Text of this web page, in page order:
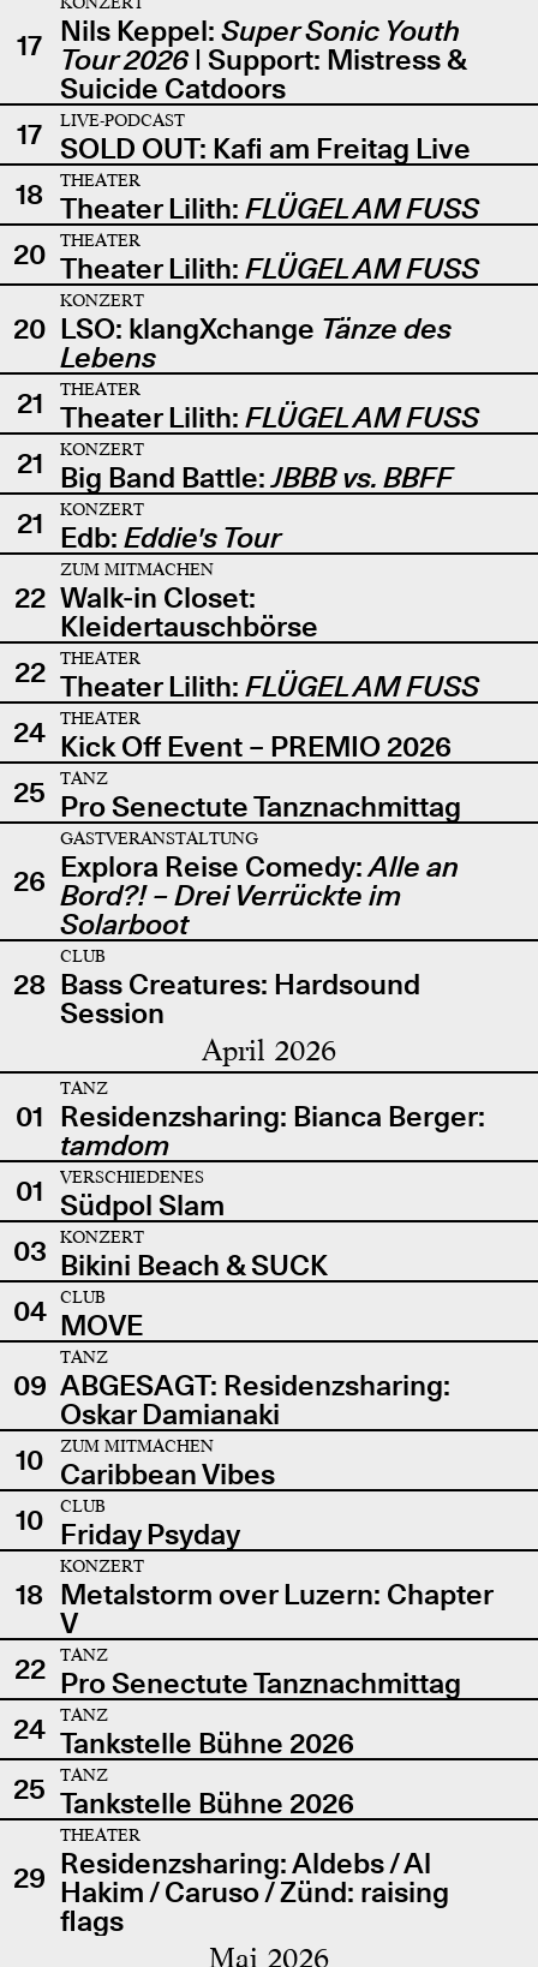
17 Nils Keppel: Super Sonic Youth
Tour 2026| Support: Mistress &
Suicide Catdoors
17
LIVE-PODCAST
SOLD OUT: Kafi am Freitag Live
18
THEATER
Theater Lilith: FLÜGEL AM FUSS
20
THEATER
Theater Lilith: FLÜGEL AM FUSS
20
KONZERT
LSO: klangXchange Tänze des
Lebens
21
THEATER
Theater Lilith: FLÜGEL AM FUSS
21
KONZERT
Big Band Battle:JBBB vs. BBFF
21
KONZERT
Edb: Eddie's Tour
22
ZUM MITMACHEN
Walk-in Closet:
Kleidertauschbörse
22
THEATER
Theater Lilith: FLÜGEL AM FUSS
24
THEATER
Kick Off Event – PREMIO 2026
25
TANZ
Pro Senectute Tanznachmittag
26
GASTVERANSTALTUNG
Explora Reise Comedy:Alle an
Bord?! – Drei Verrückte im
Solarboot
28
CLUB
Bass Creatures: Hardsound
Session
April 2026
01
TANZ
Residenzsharing: Bianca Berger:
tamdom
01
VERSCHIEDENES
Südpol Slam
03
KONZERT
Bikini Beach & SUCK
04
CLUB
MOVE
09
TANZ
ABGESAGT: Residenzsharing:
Oskar Damianaki
10
ZUM MITMACHEN
Caribbean Vibes
10
CLUB
Friday Psyday
18
KONZERT
Metalstorm over Luzern: Chapter
V
22
TANZ
Pro Senectute Tanznachmittag
24
TANZ
Tankstelle Bühne 2026
25
TANZ
Tankstelle Bühne 2026
29
THEATER
Residenzsharing: Aldebs / Al
Hakim / Caruso / Zünd: raising
flags
Mai 2026